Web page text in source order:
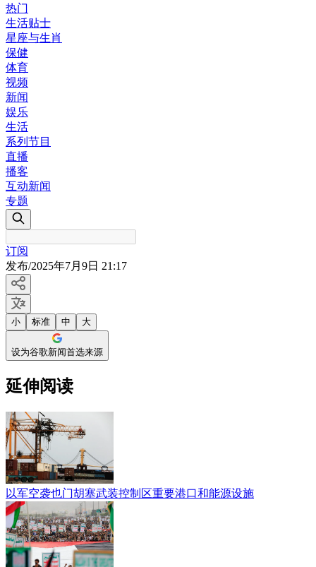
热门
生活贴士
星座与生肖
保健
体育
视频
新闻
娱乐
生活
系列节目
直播
播客
互动新闻
专题
订阅
发布/2025年7月9日 21:17
小 标准 中 大
设为谷歌新闻首选来源
延伸阅读
以军空袭也门胡塞武装控制区重要港口和能源设施